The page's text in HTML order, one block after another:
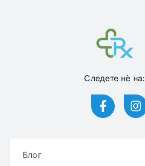
Следете нѐ на:
Блог